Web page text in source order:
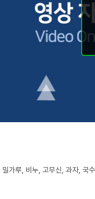
가루, 비누, 고무신, 과자, 국